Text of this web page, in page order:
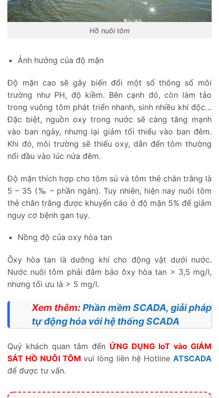
Hồ nuôi tôm
Ảnh hưởng của độ mặn
Độ mặn cao sẽ gây biến đổi một số thông số môi
trường như PH, độ kiềm. Bên cạnh đó, còn làm tảo
trong vuông tôm phát triển nhanh, sinh nhiều khí độc…
Đặc biệt, nguồn oxy trong nước sẽ càng tăng mạnh
vào ban ngày, nhưng lại giảm tối thiểu vào ban đêm.
Khi đó, môi trường sẽ thiếu oxy, dẫn đến tôm thường
nổi đầu vào lúc nửa đêm.
Độ mặn thích hợp cho tôm sú và tôm thẻ chân trắng là
5 – 35 (‰ – phần ngàn). Tuy nhiên, hiện nay nuôi tôm
thẻ chân trắng được khuyến cáo ở độ mặn 5% để giảm
nguy cơ bệnh gan tụy.
Nồng độ của oxy hòa tan
Ôxy hòa tan là dưỡng khí cho động vật dưới nước.
Nước nuôi tôm phải đảm bảo ôxy hòa tan > 3,5 mg/l,
nhưng tối ưu là > 5 mg/l.
Xem thêm:Phần mềm SCADA, giải pháp
tự động hóa với hệ thống SCADA
Quý khách quan tâm đến ỨNG DỤNG IoT vào GIÁM
SÁT HỒ NUÔI TÔM vui lòng liên hệ Hotline ATSCADA
để được tư vấn.